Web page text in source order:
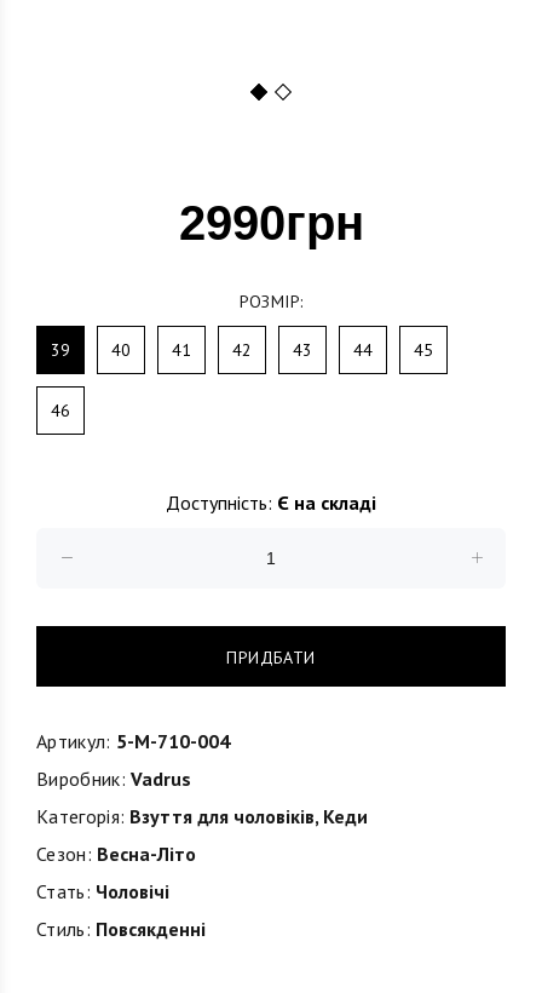
12
2990грн
РОЗМІР:
39 40 41 42 43 44 45
46
Доступність: Є на складі
ПРИДБАТИ
Артикул: 5-M-710-004
Виробник: Vadrus
Категорія: Взуття для чоловіків, Кеди
Сезон: Весна-Літо
Стать: Чоловічі
Стиль: Повсякденні